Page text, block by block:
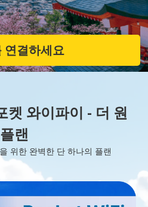
연결하세요
켓 와이파이 - 더 원
플랜
위한 완벽한 단 하나의 플랜